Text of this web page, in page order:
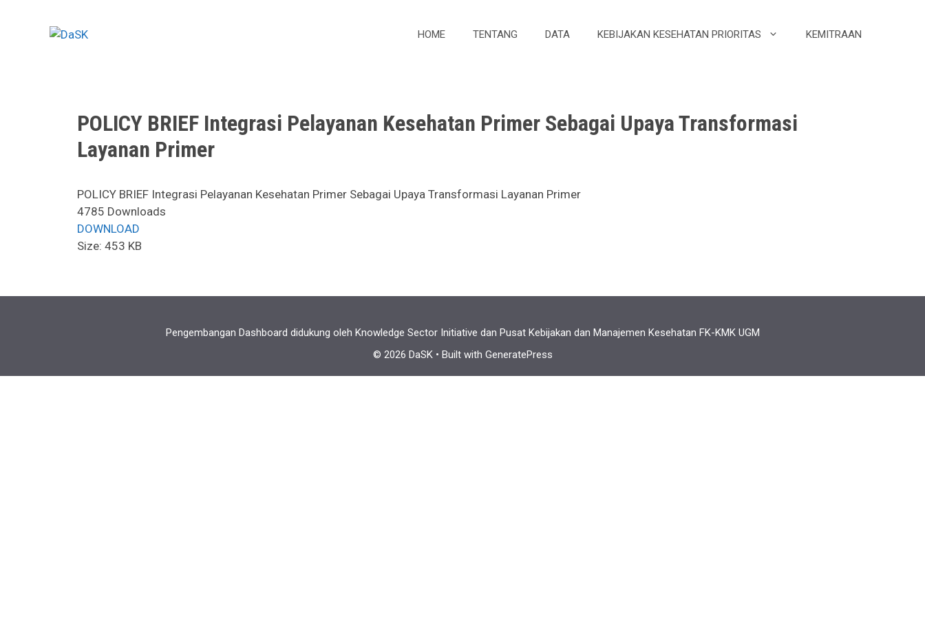
HOME TENTANG DATA KEBIJAKAN KESEHATAN PRIORITAS KEMITRAAN
POLICY BRIEF Integrasi Pelayanan Kesehatan Primer Sebagai Upaya Transformasi
Layanan Primer
POLICY BRIEF Integrasi Pelayanan Kesehatan Primer Sebagai Upaya Transformasi Layanan Primer
4785 Downloads
DOWNLOAD
Size: 453 KB
Pengembangan Dashboard didukung oleh Knowledge Sector Initiative dan Pusat Kebijakan dan Manajemen Kesehatan FK-KMK UGM
© 2026 DaSK• Built with GeneratePress